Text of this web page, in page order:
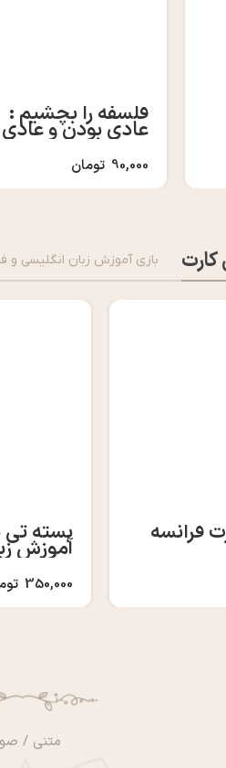
فلسفه را بچشیم :
عادی بودن و عادی
نبودن
90,000 تومان
بازی آموزش زبان انگلیسی و
فرانسه بسته
آموزش
و
350,000
متنی /